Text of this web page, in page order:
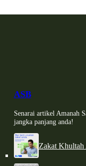
ASB
Senarai artikel Amanah
jangka panjang anda!
Zakat